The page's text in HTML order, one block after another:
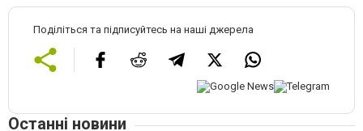
Поділіться та підписуйтесь на наші джерела
Останні новини